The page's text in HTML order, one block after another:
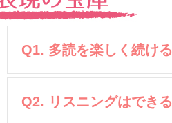
Q1. 多読を楽しく続け
Q2. リスニングはでき